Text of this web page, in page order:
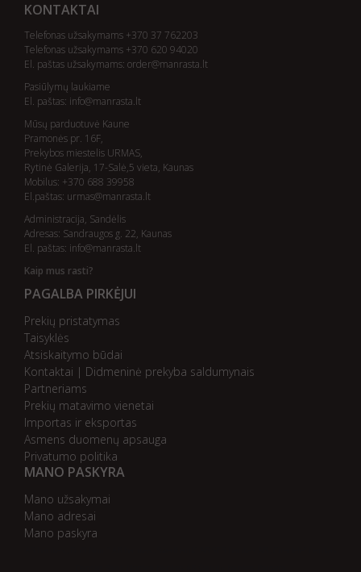
KONTAKTAI
Telefonas užsakymams +370 37 762203
Telefonas užsakymams +370 620 94020
El. paštas užsakymams: order@manrasta.lt
Pasiūlymų laukiame
El. paštas: info@manrasta.lt
Mūsų parduotuvė Kaune
Pramonės pr. 16F,
Prekybos miestelis URMAS,
Rytinė Galerija, 17-Salė,5 vieta, Kaunas
Mobilus: +370 688 39958
El.paštas: urmas@manrasta.lt
Administracija, Sandėlis
Adresas: Sandraugos g. 22, Kaunas
El. paštas: info@manrasta.lt
Kaip mus rasti?
PAGALBA PIRKĖJUI
Prekių pristatymas
Taisyklės
Atsiskaitymo būdai
Kontaktai | Didmeninė prekyba saldumynais
Partneriams
Prekių matavimo vienetai
Importas ir eksportas
Asmens duomenų apsauga
Privatumo politika
MANO PASKYRA
Mano užsakymai
Mano adresai
Mano paskyra